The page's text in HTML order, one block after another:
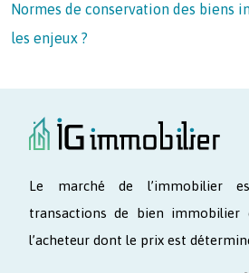
Normes de conservation des biens
les enjeux ?
Le marché de l’immobilier
transactions de bien immobilier
l’acheteur dont le prix est